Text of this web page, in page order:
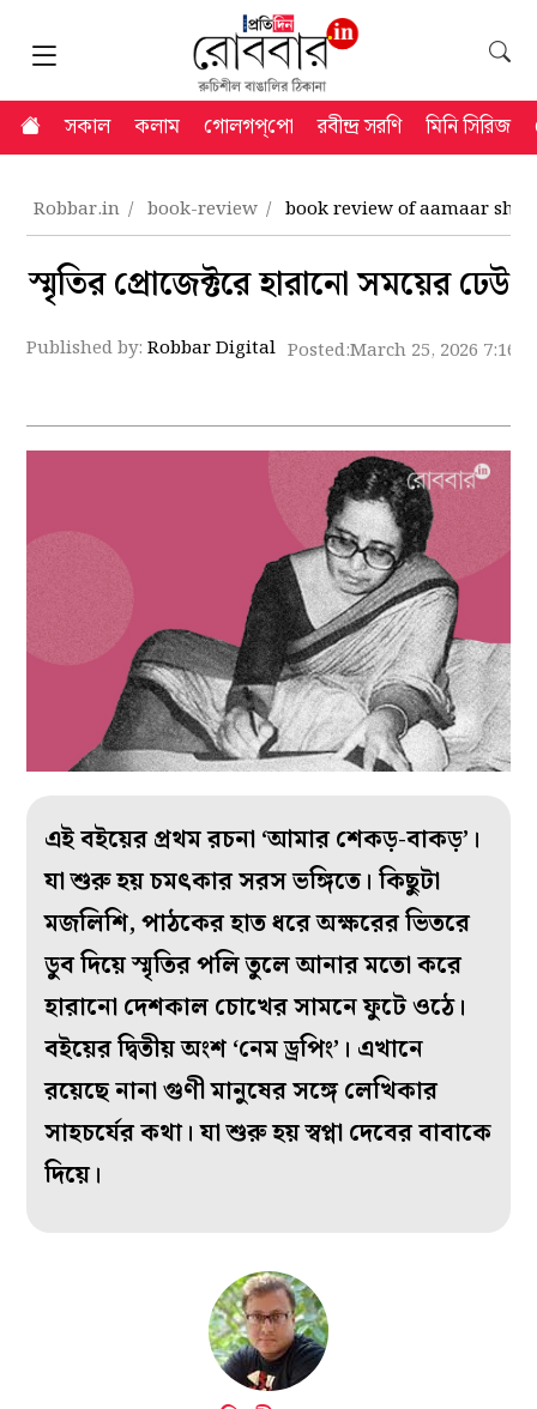
সকাল কলাম গোলগপ্‌পো রবীন্দ্র সরণি মিনি সিরিজ
Robbar.in book-review book review of aamaar
স্মৃতির প্রোজেক্টরে হারানো সময়ের ঢেউ
Published by:Robbar Digital Posted:March 25, 2026 7:16
এই বইয়ের প্রথম রচনা ‘আমার শেকড়-বাকড়’।
যা শুরু হয় চমৎকার সরস ভঙ্গিতে। কিছুটা
মজলিশি, পাঠকের হাত ধরে অক্ষরের ভিতরে
ডুব দিয়ে স্মৃতির পলি তুলে আনার মতো করে
হারানো দেশকাল চোখের সামনে ফুটে ওঠে।
বইয়ের দ্বিতীয় অংশ ‘নেম ড্রপিং’। এখানে
রয়েছে নানা গুণী মানুষের সঙ্গে লেখিকার
সাহচর্যের কথা। যা শুরু হয় স্বপ্না দেবের বাবাকে
দিয়ে।